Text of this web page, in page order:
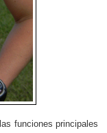
funciones principales